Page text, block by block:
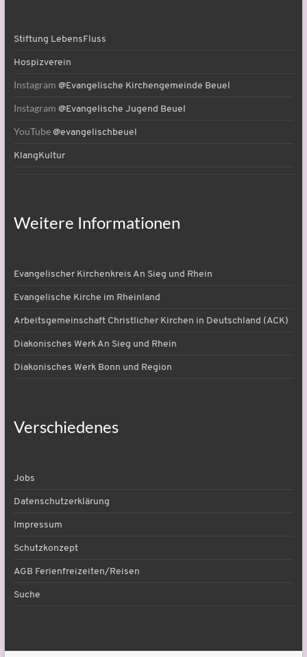
Stiftung LebensFluss
Hospizverein
Instagram @Evangelische Kirchengemeinde Beuel
Instagram @Evangelische Jugend Beuel
YouTube @evangelischbeuel
KlangKultur
Weitere Informationen
Evangelischer Kirchenkreis An Sieg und Rhein
Evangelische Kirche im Rheinland
Arbeitsgemeinschaft Christlicher Kirchen in Deutschland (ACK)
Diakonisches Werk An Sieg und Rhein
Diakonisches Werk Bonn und Region
Verschiedenes
Jobs
Datenschutzerklärung
Impressum
Schutzkonzept
AGB Ferienfreizeiten/Reisen
Suche